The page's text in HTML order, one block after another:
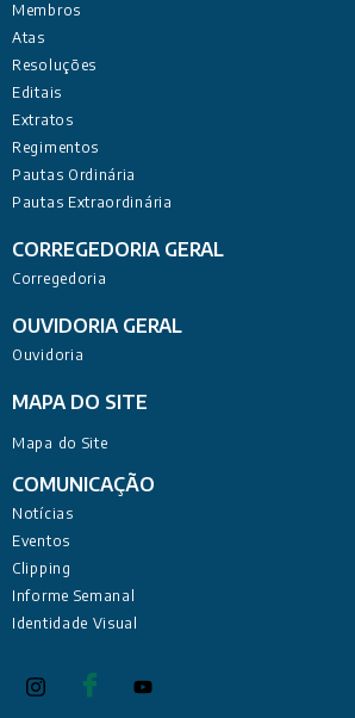
Membros
Atas
Resoluções
Editais
Extratos
Regimentos
Pautas Ordinária
Pautas Extraordinária
CORREGEDORIA GERAL
Corregedoria
OUVIDORIA GERAL
Ouvidoria
MAPA DO SITE
Mapa do Site
COMUNICAÇÃO
Notícias
Eventos
Clipping
Informe Semanal
Identidade Visual